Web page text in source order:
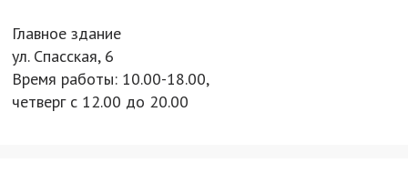
Главное здание
ул. Спасская, 6
Время работы: 10.00-18.00,
четверг с 12.00 до 20.00